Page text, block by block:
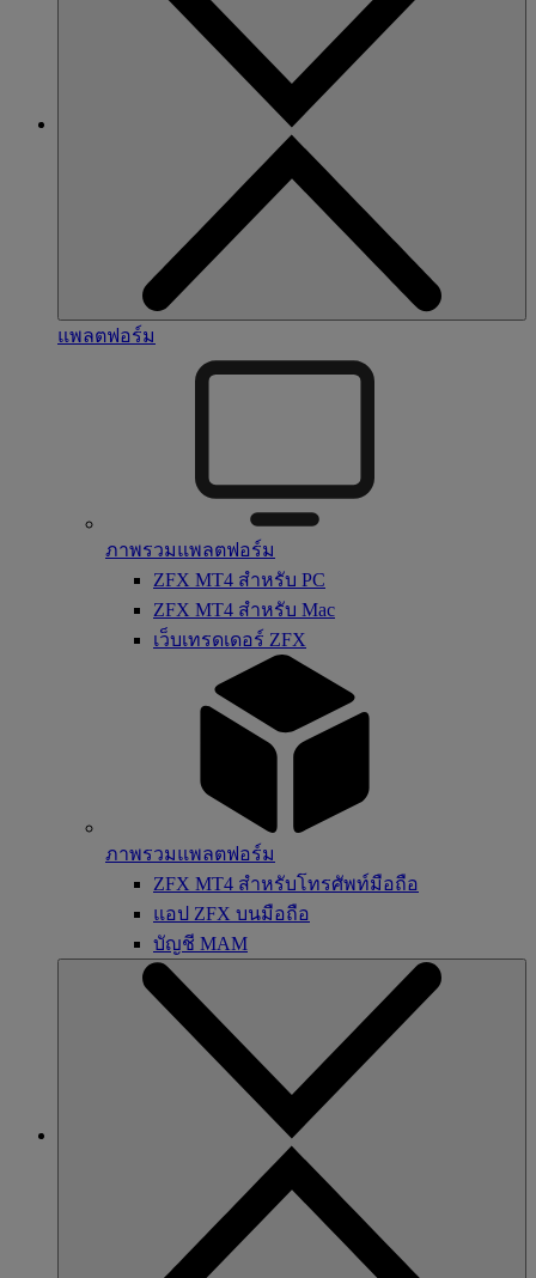
แพลตฟอร์ม
ภาพรวมแพลตฟอร์ม
ZFX MT4 สำหรับ PC
ZFX MT4 สำหรับ Mac
เว็บเทรดเดอร์ ZFX
ภาพรวมแพลตฟอร์ม
ZFX MT4 สำหรับโทรศัพท์มือถือ
แอป ZFX บนมือถือ
บัญชี MAM